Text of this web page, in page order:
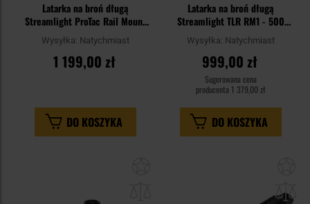
Latarka na broń długą
Streamlight ProTac Rail Mount
HL-X Pro USB Black - 1000
lumenów
Wysyłka: Natychmiast
1 199,00 zł
DO KOSZYKA
Latarka na broń długą
Streamlight TLR RM1 - 500
lumenów
Wysyłka: Natychmiast
999,00 zł
Sugerowana cena
producenta 1 379,00 zł
DO KOSZYKA